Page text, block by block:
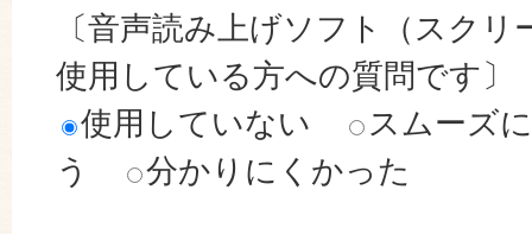
〔音声読み上げソフト（スク
使用している方への質問です〕
使用していない
スムーズ
う
分かりにくかった